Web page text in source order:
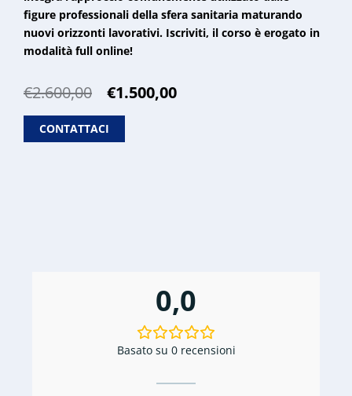
figure professionali della sfera sanitaria maturando
nuovi orizzonti lavorativi. Iscriviti, il corso è erogato in
modalità full online!
€2.600,00
Il
originale
era:
€1.500,00Il
CONTATTACI
0,0
Basato su 0 recensioni